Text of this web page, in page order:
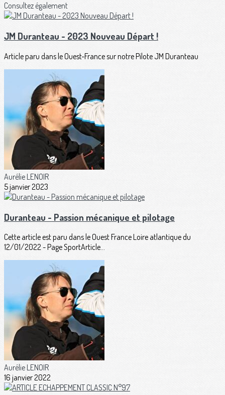
Consultez également
JM Duranteau - 2023 Nouveau Départ !
Article paru dans le Ouest-France sur notre Pilote JM Duranteau
Aurélie LENOIR
5 janvier 2023
Duranteau - Passion mécanique et pilotage
Cette article est paru dans le Ouest France Loire atlantique du
12/01/2022 - Page SportArticle...
Aurélie LENOIR
16 janvier 2022